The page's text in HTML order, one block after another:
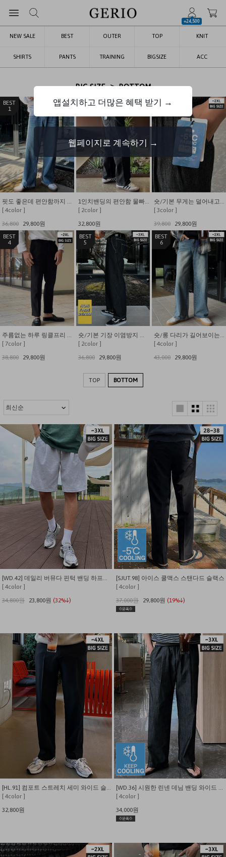
+24,500
NEW SALE BEST OUTER TOP KNIT
SHIRTS PANTS TRAINING BIGSIZE ACC
BIG SIZE > BOTTOM
1
핏도 좋은데 편안함까지 갖춘 뒷밴딩 와이드 데님팬츠
[ 4color ]
36,800
29,800원
2
1인치밴딩의 편안함 물빠짐없는 핀턱 세미와이드 생지데님팬츠
[ 2color ]
32,800원
3
숏/기본 무게는 덜어내고 시원함만 남긴 쿨링 밴딩 데님
[ 3color ]
39,800
29,800원
4
주름없는 하루 링클프리 히든밴딩 스판 일자 슬랙스
[ 7color ]
38,800
29,800원
5
숏/기본 기장 이염방지 와이드밴딩 밑단스트링 생지 데님
[ 2color ]
36,800
29,800원
6
숏/롱 다리가 길어보이는 옆라인포인트 밴딩 와이드 데님팬츠
[ 4color ]
43,000
29,800원
TOP BOTTOM
[WD.42] 데일리 버뮤다 핀턱 밴딩 하프팬츠
[ 4color ]
34,800원
23,800원 (32%↓)
[SJUT.98] 아이스 쿨맥스 스탠다드 슬랙스
[ 4color ]
37,000원
29,800원 (19%↓)
[ 4color ]
32,800원
[ 4color ]
34,000원
앱설치하고 더많은 혜택 받기 →
웹페이지로 계속하기 →